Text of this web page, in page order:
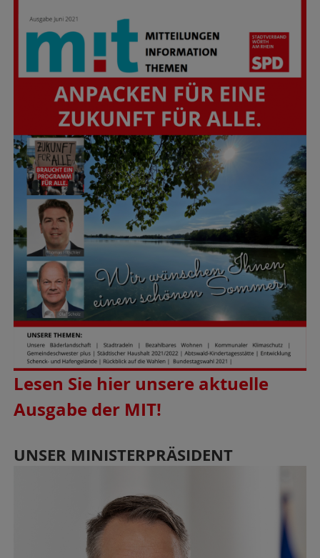
Lesen Sie hier unsere aktuelle
Ausgabe der MIT!
UNSER MINISTERPRÄSIDENT